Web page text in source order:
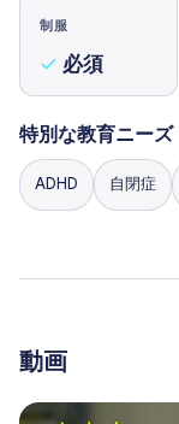
Every space at
gardens -
the most
制服
必須
特別な教育ニーズ
ADHD 自閉症
動画